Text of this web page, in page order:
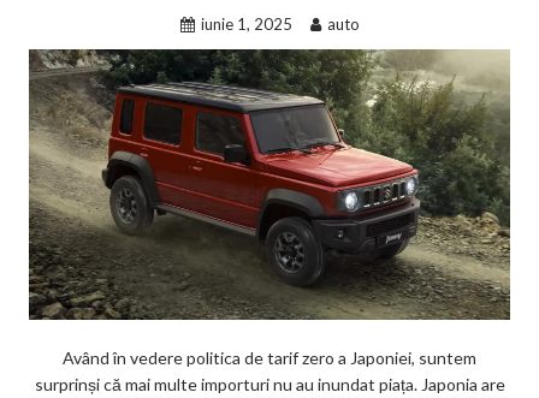
iunie 1, 2025 auto
Având în vedere politica de tarif zero a Japoniei, suntem
surprinși că mai multe importuri nu au inundat piața. Japonia are